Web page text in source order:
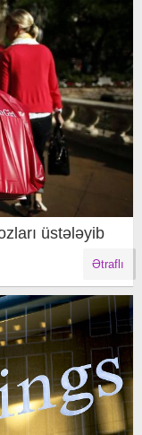
üstələyib
Ətraflı